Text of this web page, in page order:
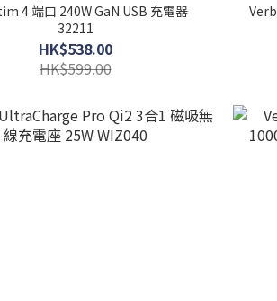
4 端口 240W GaN USB 充電器
32211
HK$538.00
HK$599.00